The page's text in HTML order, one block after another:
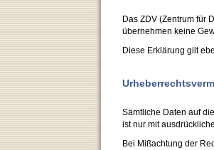
Das ZDV (Zentrum für
übernehmen keine
Diese Erklärung gilt
Sämtliche Daten auf
ist nur mit
Bei Mißachtung der